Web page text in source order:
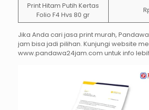
Print Hitam Putih Kertas
Folio F4 Hvs 80 gr
Jika Anda cari jasa print murah,
jam bisa jadi pilihan. Kunjungi website
www.pandawa24jam.com untuk info